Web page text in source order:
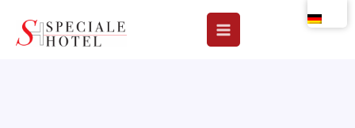
Inhalt